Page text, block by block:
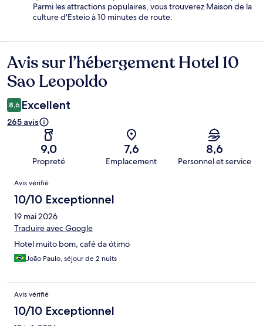
Parmi les attractions populaires, vous trouverez Maison de la
culture d'Esteio à 10 minutes de route.
Avis
Avis sur l’hébergement Hotel 10
Sao Leopoldo
8,6 Excellent
265 avis
9,0
Propreté
7,6
Emplacement
8,6
Personnel et service
Avis
Avis vérifié
10/10 Exceptionnel
19 mai 2026
Traduire avec Google
Hotel muito bom, café da ótimo
João Paulo, séjour de 2 nuits
Avis vérifié
10/10 Exceptionnel